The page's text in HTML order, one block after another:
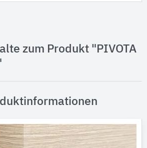
zum Produkt "PIVOTA